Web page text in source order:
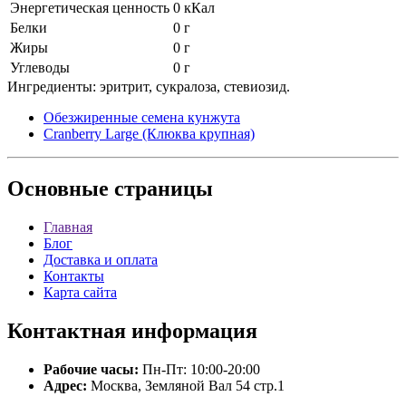
Энергетическая ценность 0 кКал
Белки
0 г
Жиры
0 г
Углеводы
0 г
Ингредиенты: эритрит, сукралоза, стевиозид.
Обезжиренные семена кунжута
Cranberry Large (Клюква крупная)
Основные страницы
Главная
Блог
Доставка и оплата
Контакты
Карта сайта
Контактная информация
Рабочие часы: Пн-Пт: 10:00-20:00
Адрес: Москва, Земляной Вал 54 стр.1